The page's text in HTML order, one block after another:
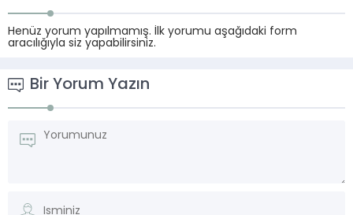
Henüz yorum yapılmamış. İlk yorumu aşağıdaki form
aracılığıyla siz yapabilirsiniz.
Bir Yorum Yazın